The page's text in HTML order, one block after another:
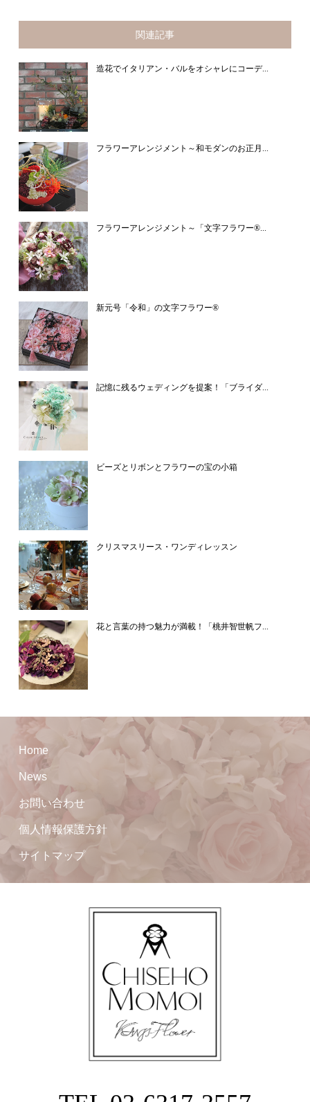
関連記事
造花でイタリアン・バルをオシャレにコーデ...
フラワーアレンジメント～和モダンのお正月...
フラワーアレンジメント～「文字フラワー®...
新元号「令和」の文字フラワー®️
記憶に残るウェディングを提案！「ブライダ...
ビーズとリボンとフラワーの宝の小箱
クリスマスリース・ワンディレッスン
花と言葉の持つ魅力が満載！「桃井智世帆フ...
Home
News
お問い合わせ
個人情報保護方針
サイトマップ